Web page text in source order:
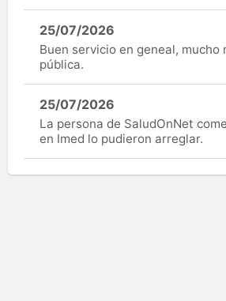
25/07/2026
Buen servicio en geneal, mucho
pública.
25/07/2026
La persona de SaludOnNet
en Imed lo pudieron arreglar.